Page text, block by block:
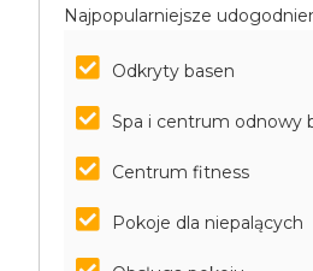
Najpopularniejsze
Odkryty basen
Spa i centrum odnowy
Centrum fitness
Pokoje dla niepalących